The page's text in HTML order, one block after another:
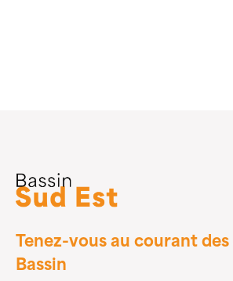
Tenez-vous au courant
Bassin